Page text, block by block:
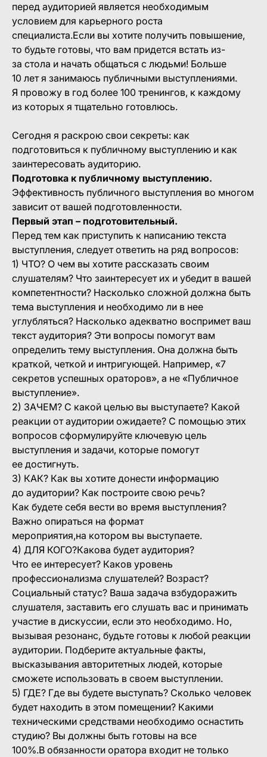
перед аудиторией является необходимым
условием для карьерного роста
специалиста.Если вы хотите получить повышение,
то будьте готовы, что вам придется встать из-
за стола и начать общаться с людьми! Больше
10 лет я занимаюсь публичными выступлениями.
Я провожу в год более 100 тренингов, к каждому
из которых я тщательно готовлюсь.
Сегодня я раскрою свои секреты: как
подготовиться к публичному выступлению и как
заинтересовать аудиторию.
Подготовка к публичному выступлению.
Эффективность публичного выступления во многом
зависит от вашей подготовленности.
Первый этап – подготовительный.
Перед тем как приступить к написанию текста
выступления, следует ответить на ряд вопросов:
1) ЧТО? О чем вы хотите рассказать своим
слушателям? Что заинтересует их и убедит в вашей
компетентности? Насколько сложной должна быть
тема выступления и необходимо ли в нее
углубляться? Насколько адекватно воспримет ваш
текст аудитория? Эти вопросы помогут вам
определить тему выступления. Она должна быть
краткой, четкой и интригующей. Например, «7
секретов успешных ораторов», а не «Публичное
выступление».
2) ЗАЧЕМ? С какой целью вы выступаете? Какой
реакции от аудитории ожидаете? С помощью этих
вопросов сформулируйте ключевую цель
выступления и задачи, которые помогут
ее достигнуть.
3) КАК? Как вы хотите донести информацию
до аудитории? Как построите свою речь?
Как будете себя вести во время выступления?
Важно опираться на формат
мероприятия,на котором вы выступаете.
4) ДЛЯ КОГО?Какова будет аудитория?
Что ее интересует? Каков уровень
профессионализма слушателей? Возраст?
Социальный статус? Ваша задача взбудоражить
слушателя, заставить его слушать вас и принимать
участие в дискуссии, если это необходимо. Но,
вызывая резонанс, будьте готовы к любой реакции
аудитории. Подберите актуальные факты,
высказывания авторитетных людей, которые
сможете использовать в своем выступлении.
5) ГДЕ? Где вы будете выступать? Сколько человек
будет находить в этом помещении? Какими
техническими средствами необходимо оснастить
студию? Вы должны быть готовы на все
100%.В обязанности оратора входит не только